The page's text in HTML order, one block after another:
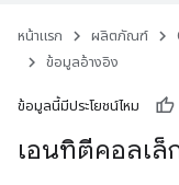
หน้าแรก ผลิตภัณฑ์
ข้อมูลอ้างอิง
ข้อมูลนี้มีประโยชน์ไหม
เอนทิตีคอลเล็